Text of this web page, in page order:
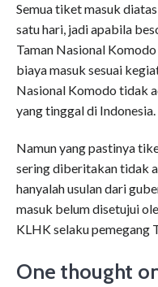
Semua tiket masuk
satu hari, jadi apabila
Taman Nasional
biaya masuk sesuai
Nasional Komodo tidak
yang tinggal di Indonesia.
Namun yang pastinya
sering diberitakan tidak
hanyalah usulan dari
masuk belum disetujui
KLHK selaku pemegang
One thought